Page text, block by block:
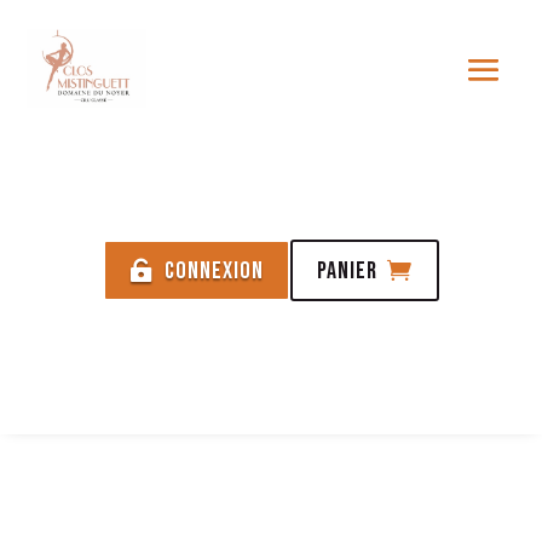
 Connexion Panier 